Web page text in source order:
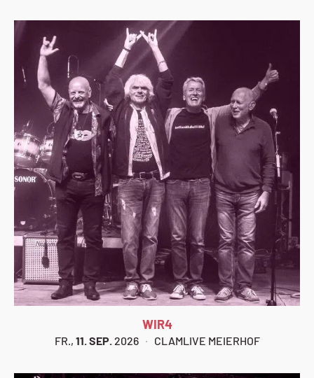
WIR4
FR., 11. SEP.2026 CLAMLIVE MEIERHOF